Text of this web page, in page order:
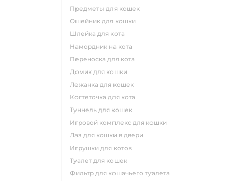
предметы для кошек
ошейник для кошки
шлейка для кота
намордник на кота
переноска для кота
домик для кошки
лежанка для кошек
когтеточка для кота
туннель для кошек
игровой комплекс для кошки
лаз для кошки в двери
игрушки для котов
туалет для кошек
фильтр для кошачьего туалета